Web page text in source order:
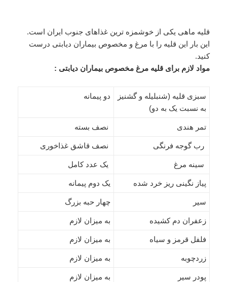
قلیه ماهی یکی از خوشمزه ترین غذاهای جنوب ایران است.
این بار این قلیه را با مرغ و مخصوص بیماران دیابتی درست
کنید.
مواد لازم برای قلیه مرغ مخصوص بیماران دیابتی :
سبزی قلیه (شنبلیله و گشنیز
به نسبت یک به‌ دو)
دو پیمانه
تمر هندی نصف بسته
رب گوجه فرنگی نصف قاشق غذاخوری
سینه مرغ یک عدد کامل
پیاز نگینی ریز خرد شده یک‌ دوم پیمانه
سیر چهار حبه بزرگ
زعفران دم کشیده به میزان لازم
فلفل قرمز و سیاه به میزان لازم
زردچوبه به میزان لازم
پودر سیر به میزان لازم